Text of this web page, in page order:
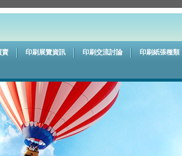
賣 印刷展覽資訊 印刷交流討論
印刷紙張種類